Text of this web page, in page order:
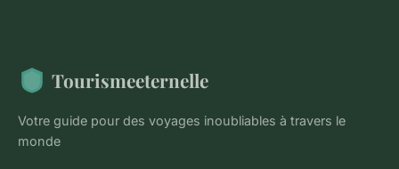
Tourismeeternelle
Votre guide pour des voyages inoubliables à travers le
monde